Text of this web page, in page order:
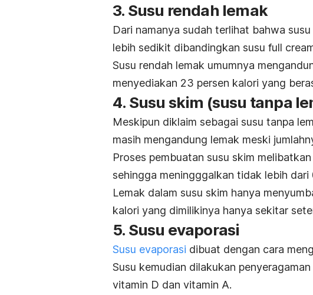
3. Susu rendah lemak
Dari namanya sudah terlihat bahwa
lebih sedikit dibandingkan susu full
Susu rendah lemak umumnya
menyediakan 23 persen kalori yang
4. Susu skim (susu tanpa
Meskipun diklaim sebagai susu tanpa
masih mengandung lemak meski
Proses pembuatan susu skim
sehingga meningggalkan tidak lebih
Lemak dalam susu skim hanya
kalori yang dimilikinya hanya sekitar
5. Susu evaporasi
Susu evaporasi dibuat dengan cara
Susu kemudian dilakukan
vitamin D dan vitamin A.